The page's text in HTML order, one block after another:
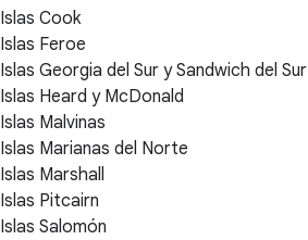
Islas Cook
Islas Feroe
Islas Georgia del Sur y Sandwich del Sur
Islas Heard y McDonald
Islas Malvinas
Islas Marianas del Norte
Islas Marshall
Islas Pitcairn
Islas Salomón